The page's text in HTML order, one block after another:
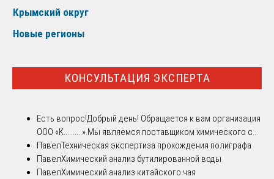
Крымский округ
Новые регионы
КОНСУЛЬТАЦИЯ ЭКСПЕРТА
Есть вопрос!Добрый день! Обращается к вам организация
ООО «К..........».Мы являемся поставщиком химического с...
ПавелТехническая экспертиза прохождения полиграфа
ПавелХимический анализ бутилированной воды
ПавелХимический анализ китайского чая